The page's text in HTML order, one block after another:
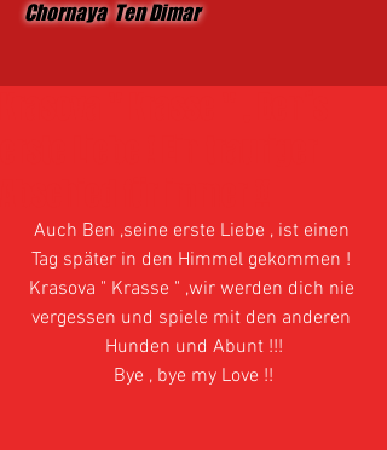
Chornaya Ten Dimar
Auch Ben ,seine erste Liebe , ist einen
Tag später in den Himmel gekommen !
Krasova " Krasse " ,wir werden dich nie
vergessen und spiele mit den anderen
Hunden und Abunt !!!
Bye , bye my Love !!